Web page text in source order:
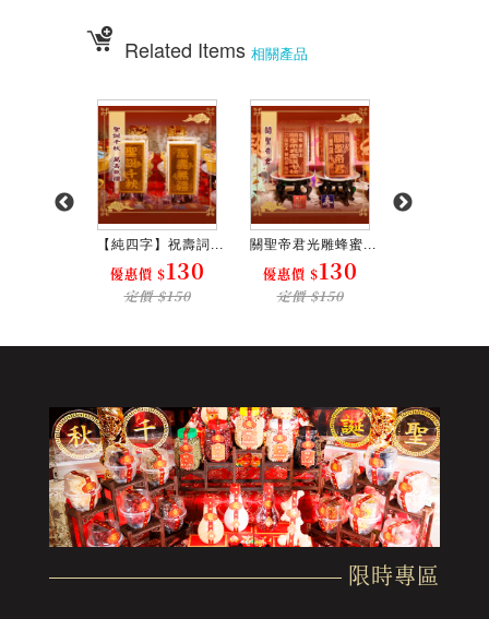
Related Items 相關產品
【純四字】祝壽詞...
優惠價 $130
定價 $150
關聖帝君光雕蜂蜜...
優惠價 $130
定價 $150
限時專區